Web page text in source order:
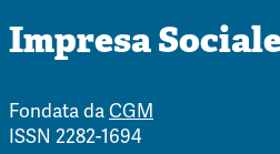
Impresa
Fondata daCGM
ISSN 2282-1694